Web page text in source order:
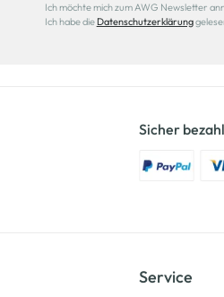
Ich möchte mich zum AWG Newsletter
Ich habe die Datenschutzerklärung
Sicher
Service